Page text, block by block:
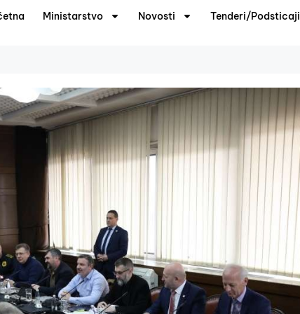
Ministarstvo Novosti Tenderi/Podsticaji